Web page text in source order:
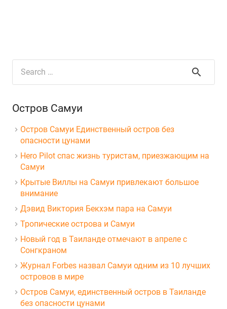
Остров Самуи
Остров Самуи Единственный остров без
опасности цунами
Hero Pilot спас жизнь туристам, приезжающим на
Самуи
Крытые Виллы на Самуи привлекают большое
внимание
Дэвид Виктория Бекхэм пара на Самуи
Тропические острова и Самуи
Новый год в Таиланде отмечают в апреле с
Сонгкраном
Журнал Forbes назвал Самуи одним из 10 лучших
островов в мире
Остров Самуи, единственный остров в Таиланде
без опасности цунами